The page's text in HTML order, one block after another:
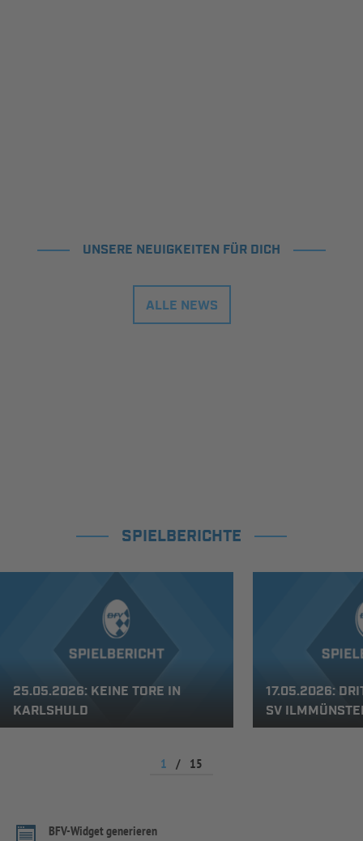
UNSERE NEUIGKEITEN FÜR DICH
ALLE NEWS
SPIELBERICHTE
25.05.2026: KEINE TORE IN
KARLSHULD
17.05.2026:
SV
1 / 15
BFV-Widget generieren